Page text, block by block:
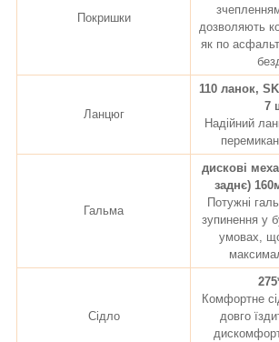
Покришки
дозволяють
як по
Ланцюг
110 ланок,
7
Надійний
Гальма
дискові
заднє)
Потужні
зупинення у
умовах,
Сідло
Комфортне
довго